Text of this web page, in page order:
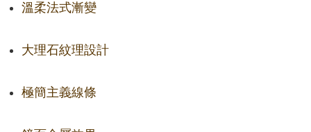
溫柔法式漸變
大理石紋理設計
極簡主義線條